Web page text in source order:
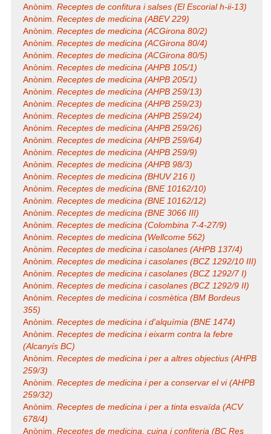
Anònim. Receptes de confitura i salses (El Escorial h-ii-13)
Anònim. Receptes de medicina (ABEV 229)
Anònim. Receptes de medicina (ACGirona 80/2)
Anònim. Receptes de medicina (ACGirona 80/4)
Anònim. Receptes de medicina (ACGirona 80/5)
Anònim. Receptes de medicina (AHPB 105/1)
Anònim. Receptes de medicina (AHPB 205/1)
Anònim. Receptes de medicina (AHPB 259/13)
Anònim. Receptes de medicina (AHPB 259/23)
Anònim. Receptes de medicina (AHPB 259/24)
Anònim. Receptes de medicina (AHPB 259/26)
Anònim. Receptes de medicina (AHPB 259/64)
Anònim. Receptes de medicina (AHPB 259/9)
Anònim. Receptes de medicina (AHPB 98/3)
Anònim. Receptes de medicina (BHUV 216 I)
Anònim. Receptes de medicina (BNE 10162/10)
Anònim. Receptes de medicina (BNE 10162/12)
Anònim. Receptes de medicina (BNE 3066 III)
Anònim. Receptes de medicina (Colombina 7-4-27/9)
Anònim. Receptes de medicina (Wellcome 562)
Anònim. Receptes de medicina i casolanes (AHPB 137/4)
Anònim. Receptes de medicina i casolanes (BCZ 1292/10 III)
Anònim. Receptes de medicina i casolanes (BCZ 1292/7 I)
Anònim. Receptes de medicina i casolanes (BCZ 1292/9 II)
Anònim. Receptes de medicina i cosmètica (BM Bordeus
355)
Anònim. Receptes de medicina i d'alquímia (BNE 1474)
Anònim. Receptes de medicina i eixarm contra la febre
(Alcanyís BC)
Anònim. Receptes de medicina i per a altres objectius (AHPB
259/3)
Anònim. Receptes de medicina i per a conservar el vi (AHPB
259/32)
Anònim. Receptes de medicina i per a tinta esvaïda (ACV
678/4)
Anònim. Receptes de medicina, cuina i confiteria (BC Res